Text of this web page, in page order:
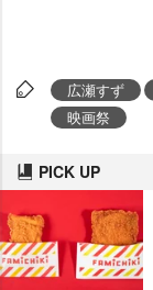
広瀬すず
映画祭
PICK UP